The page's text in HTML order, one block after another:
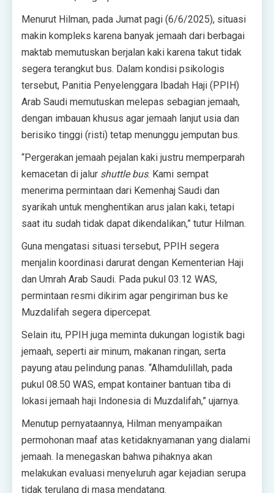
Menurut Hilman, pada Jumat pagi (6/6/2025), situasi
makin kompleks karena banyak jemaah dari berbagai
maktab memutuskan berjalan kaki karena takut tidak
segera terangkut bus. Dalam kondisi psikologis
tersebut, Panitia Penyelenggara Ibadah Haji (PPIH)
Arab Saudi memutuskan melepas sebagian jemaah,
dengan imbauan khusus agar jemaah lanjut usia dan
berisiko tinggi (risti) tetap menunggu jemputan bus.
“Pergerakan jemaah pejalan kaki justru memperparah
kemacetan di jalur shuttle bus. Kami sempat
menerima permintaan dari Kemenhaj Saudi dan
syarikah untuk menghentikan arus jalan kaki, tetapi
saat itu sudah tidak dapat dikendalikan,” tutur Hilman.
Guna mengatasi situasi tersebut, PPIH segera
menjalin koordinasi darurat dengan Kementerian Haji
dan Umrah Arab Saudi. Pada pukul 03.12 WAS,
permintaan resmi dikirim agar pengiriman bus ke
Muzdalifah segera dipercepat.
Selain itu, PPIH juga meminta dukungan logistik bagi
jemaah, seperti air minum, makanan ringan, serta
payung atau pelindung panas. “Alhamdulillah, pada
pukul 08.50 WAS, empat kontainer bantuan tiba di
lokasi jemaah haji Indonesia di Muzdalifah,” ujarnya.
Menutup pernyataannya, Hilman menyampaikan
permohonan maaf atas ketidaknyamanan yang dialami
jemaah. Ia menegaskan bahwa pihaknya akan
melakukan evaluasi menyeluruh agar kejadian serupa
tidak terulang di masa mendatang.